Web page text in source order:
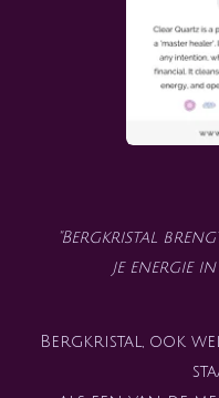
"Bergkristal
je energie
Bergkristal, ook